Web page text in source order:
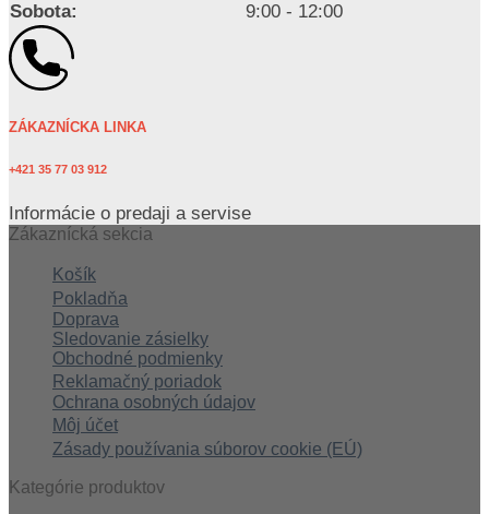
Sobota:
9:00 - 12:00
ZÁKAZNÍCKA LINKA
+421 35 77 03 912
Informácie o predaji a servise
Zákaznícká sekcia
Košík
Pokladňa
Doprava
Sledovanie zásielky
Obchodné podmienky
Reklamačný poriadok
Ochrana osobných údajov
Môj účet
Zásady používania súborov cookie (EÚ)
Kategórie produktov